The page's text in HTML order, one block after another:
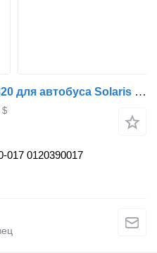
Двигатель Cummins ISLG320 для автобуса Solaris Urbino, Alpino, Vacanza (1999-)
$
017 0120390017